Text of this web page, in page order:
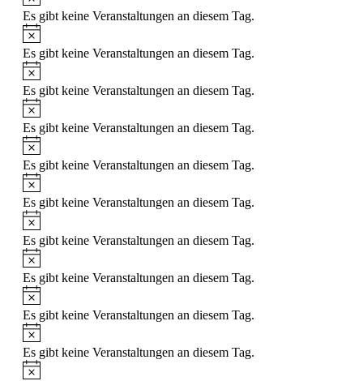
Es gibt keine Veranstaltungen an diesem Tag.
Hinweis
Es gibt keine Veranstaltungen an diesem Tag.
Hinweis
Es gibt keine Veranstaltungen an diesem Tag.
Hinweis
Es gibt keine Veranstaltungen an diesem Tag.
Hinweis
Es gibt keine Veranstaltungen an diesem Tag.
Hinweis
Es gibt keine Veranstaltungen an diesem Tag.
Hinweis
Es gibt keine Veranstaltungen an diesem Tag.
Hinweis
Es gibt keine Veranstaltungen an diesem Tag.
Hinweis
Es gibt keine Veranstaltungen an diesem Tag.
Hinweis
Es gibt keine Veranstaltungen an diesem Tag.
Hinweis